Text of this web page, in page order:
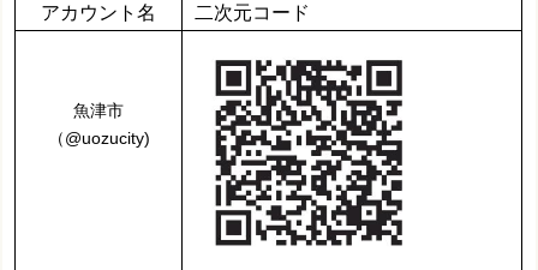
アカウント名 二次元コード
魚津市
（@uozucity)